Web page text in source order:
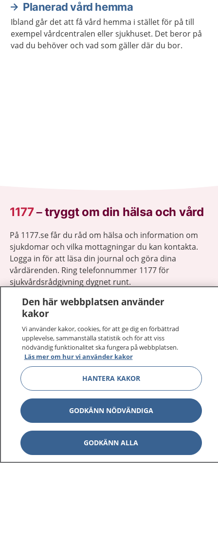
Planerad vård hemma
Ibland går det att få vård hemma i stället för på till
exempel vårdcentralen eller sjukhuset. Det beror på
vad du behöver och vad som gäller där du bor.
1177–tryggt om din hälsa och vård
På 1177.se får du råd om hälsa och information om
sjukdomar och vilka mottagningar du kan kontakta.
Logga in för att läsa din journal och göra dina
vårdärenden. Ring telefonnummer 1177 för
sjukvårdsrådgivning dygnet runt.
1177 på flera språk
Om 1177 Visa
Kontakt Visa
Behandling av personuppgifter
Den här webbplatsen använder
kakor
Vi använder kakor, cookies, för att ge dig en förbättrad
upplevelse, sammanställa statistik och för att viss
nödvändig funktionalitet ska fungera på webbplatsen.
Läs mer om hur vi använder kakor
HANTERA KAKOR
GODKÄNN NÖDVÄNDIGA
GODKÄNN ALLA